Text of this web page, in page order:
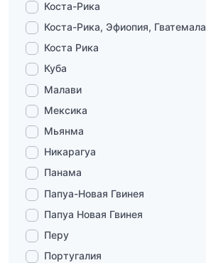
Коста-Рика
Коста-Рика, Эфиопия, Гватемала
Коста Рика
Куба
Малави
Мексика
Мьянма
Никарагуа
Панама
Папуа-Новая Гвинея
Папуа Новая Гвинея
Перу
Португалия